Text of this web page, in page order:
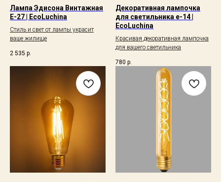
Лампа Эдисона Винтажная
Е-27 | EcoLuchina
Стиль и свет от лампы украсит
ваше жилище
2 535 р.
Декоративная лампочка
для светильника е-14 |
EcoLuchina
Красивая декоративная лампочка
для вашего светильника
780 р.